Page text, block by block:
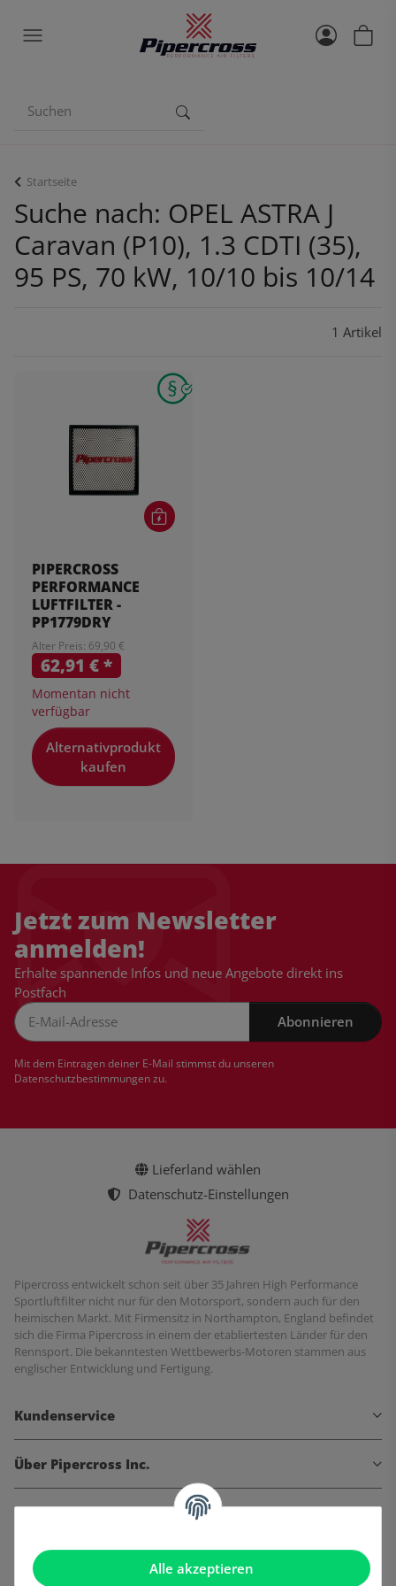
Alle akzeptieren
Startseite
Suche nach: OPEL ASTRA J
Caravan (P10), 1.3 CDTI (35),
95 PS, 70 kW, 10/10 bis 10/14
1 Artikel
PIPERCROSS
PERFORMANCE
LUFTFILTER -
PP1779DRY
Alter Preis: 69,90 €
62,91 €*
Momentan nicht
verfügbar
Alternativprodukt
kaufen
Jetzt zum Newsletter
anmelden!
Erhalte spannende Infos und neue Angebote direkt ins
Postfach
Abonnieren
Mit dem Eintragen deiner E-Mail stimmst du unseren
Datenschutzbestimmungenzu.
Lieferland wählen
Datenschutz-Einstellungen
Pipercross entwickelt schon seit über 35 Jahren High Performance
Sportluftfilter nicht nur für den Motorsport, sondern auch für den
heimischen Markt. Mit Firmensitz in Northampton, England befindet
sich die Firma Pipercross in einem der etabliertesten Länder für den
Rennsport. Die bekanntesten Wettbewerbs-Motoren stammen aus
englischer Entwicklung und Fertigung.
Kundenservice
Über Pipercross Inc.
Informationen
Gesetzliche Informationen